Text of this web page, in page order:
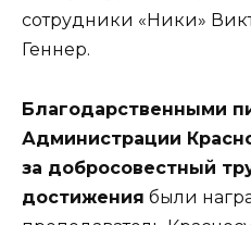
сотрудники «Ники»
Геннер.
Благодарственными
Администрации
за добросовестный
достижения были